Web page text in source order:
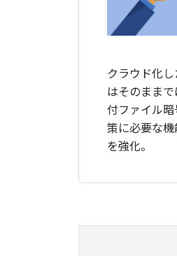
クラウド化
はそのまま
付ファイル
策に必要な
を強化。